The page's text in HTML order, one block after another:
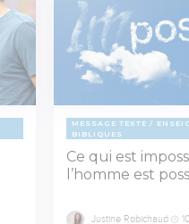
MESSAGE TEXTE
BIBLIQUES
Ce qui est
l’homme est
Justine Robichaud